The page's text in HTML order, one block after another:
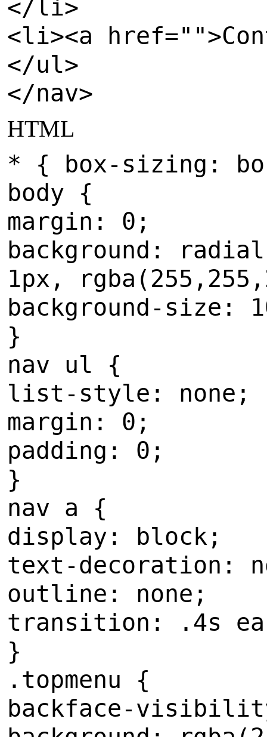
</li>
<li><a
</ul>
</nav>
HTML
* { box-sizing:
body {
margin: 0;
background:
1px,
background-size:
}
nav ul {
list-style: none;
margin: 0;
padding: 0;
}
nav a {
display: block;
text-decoration:
outline: none;
transition: .4s
}
.topmenu {
backface-